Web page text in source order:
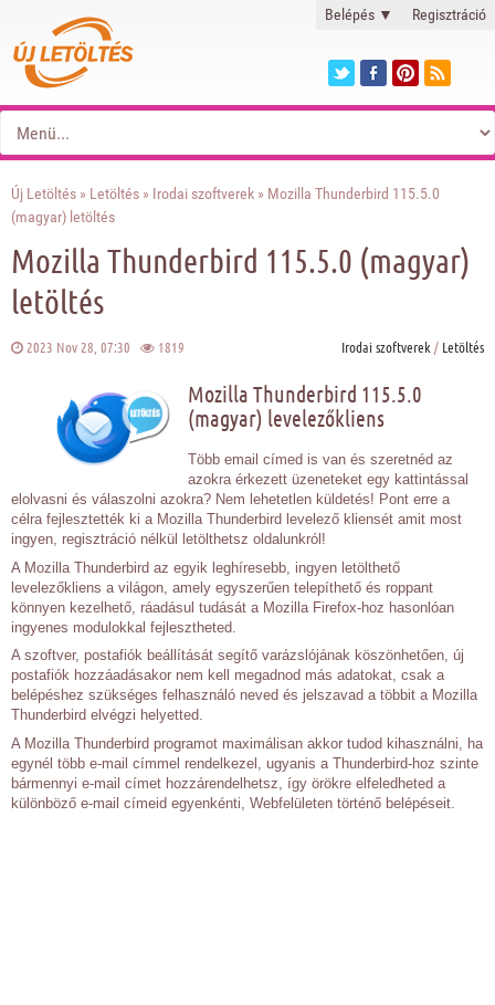
Belépés ▼ Regisztráció
Új Letöltés » Letöltés » Irodai szoftverek » Mozilla Thunderbird 115.5.0
(magyar) letöltés
Mozilla Thunderbird 115.5.0 (magyar)
letöltés
2023 Nov 28, 07:30 1819 Irodai szoftverek / Letöltés
Mozilla Thunderbird 115.5.0
(magyar) levelezőkliens
Több email címed is van és szeretnéd az
azokra érkezett üzeneteket egy kattintással
elolvasni és válaszolni azokra? Nem lehetetlen küldetés! Pont erre a
célra fejlesztették ki a Mozilla Thunderbird levelező kliensét amit most
ingyen, regisztráció nélkül letölthetsz oldalunkról!
A Mozilla Thunderbird az egyik leghíresebb, ingyen letölthető
levelezőkliens a világon, amely egyszerűen telepíthető és roppant
könnyen kezelhető, ráadásul tudását a Mozilla Firefox-hoz hasonlóan
ingyenes modulokkal fejlesztheted.
A szoftver, postafiók beállítását segítő varázslójának köszönhetően, új
postafiók hozzáadásakor nem kell megadnod más adatokat, csak a
belépéshez szükséges felhasználó neved és jelszavad a többit a Mozilla
Thunderbird elvégzi helyetted.
A Mozilla Thunderbird programot maximálisan akkor tudod kihasználni, ha
egynél több e-mail címmel rendelkezel, ugyanis a Thunderbird-hoz szinte
bármennyi e-mail címet hozzárendelhetsz, így örökre elfeledheted a
különböző e-mail címeid egyenkénti, Webfelületen történő belépéseit.